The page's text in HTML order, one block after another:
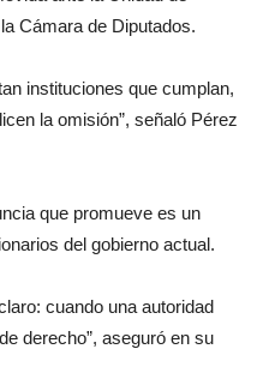
Cámara de Diputados.
instituciones que cumplan,
la omisión”, señaló Pérez
que promueve es un
del gobierno actual.
cuando una autoridad
derecho”, aseguró en su